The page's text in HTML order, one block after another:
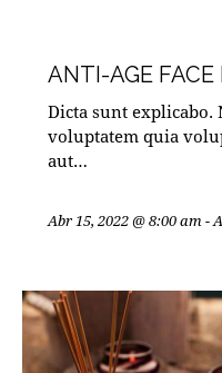
ANTI-AGE FACE
Dicta sunt explicabo.
voluptatem quia
aut…
Abr 15, 2022 @ 8:00 am-